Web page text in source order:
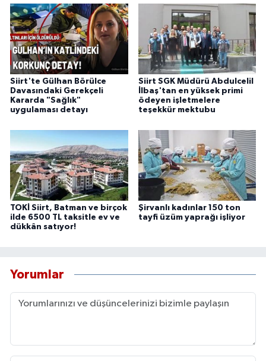
Siirt'te Gülhan Börülce
Davasındaki Gerekçeli
Kararda "Sağlık"
uygulaması detayı
Siirt SGK Müdürü Abdulcelil
İlbaş'tan en yüksek primi
ödeyen işletmelere
teşekkür mektubu
TOKİ Siirt, Batman ve birçok
ilde 6500 TL taksitle ev ve
dükkân satıyor!
Şirvanlı kadınlar 150 ton
tayfi üzüm yaprağı işliyor
Yorumlar